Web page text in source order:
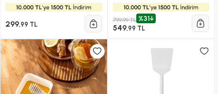
299,99 TL
799,99 TL %31
549,99 TL